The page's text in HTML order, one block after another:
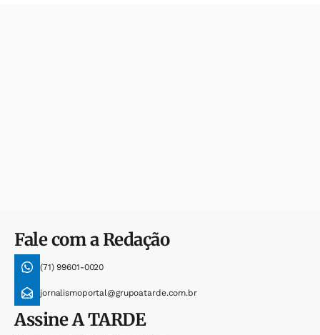
Fale com a Redação
(71) 99601-0020
jornalismoportal@grupoatarde.com.br
AssineA TARDE